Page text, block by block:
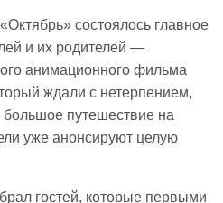
состоялось главное
и их родителей —
анимационного фильма
ждали с нетерпением,
большое путешествие на
уже анонсируют целую
гостей, которые первыми